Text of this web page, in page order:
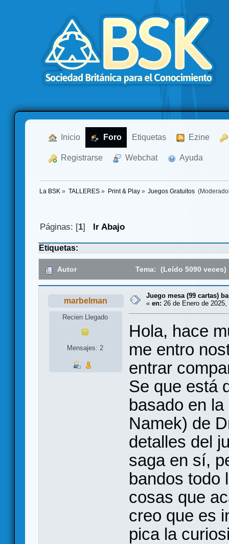
Inicio Foro Etiquetas Ezine
Registrarse Webchat Ayuda
La BSK » TALLERES» Print & Play» Juegos Gratuitos
Páginas: [1] Ir Abajo
Etiquetas:
Autor Tema: (Leído 5090 veces)
marbelman
Recien Llegado
Mensajes: 2
Juego mesa (99 cartas)
« en: 26 de Enero de 2025,
Hola, hace
me entro
entrar
Se que está
basado en
Namek) de
detalles del
saga en sí,
bandos todo
cosas que
creo que es
pica la